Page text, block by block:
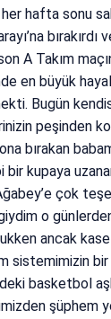
her hafta sonu
A Takım
en büyük
Bugün
peşinden
bırakan
kupaya
çok
o
ancak
sistemimizin
basketbol
şüphem